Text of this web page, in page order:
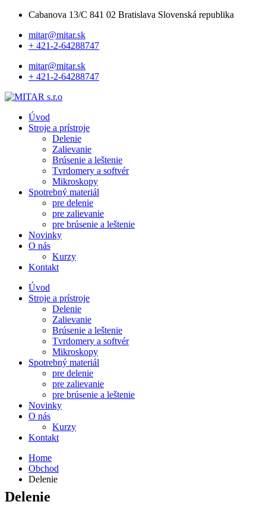
Cabanova 13/C 841 02 Bratislava Slovenská republika
mitar@mitar.sk
+ 421-2-64288747
mitar@mitar.sk
+ 421-2-64288747
Úvod
Stroje a prístroje
Delenie
Zalievanie
Brúsenie a leštenie
Tvrdomery a softvér
Mikroskopy
Spotrebný materiál
pre delenie
pre zalievanie
pre brúsenie a leštenie
Novinky
O nás
Kurzy
Kontakt
Úvod
Stroje a prístroje
Delenie
Zalievanie
Brúsenie a leštenie
Tvrdomery a softvér
Mikroskopy
Spotrebný materiál
pre delenie
pre zalievanie
pre brúsenie a leštenie
Novinky
O nás
Kurzy
Kontakt
Home
Obchod
Delenie
Delenie